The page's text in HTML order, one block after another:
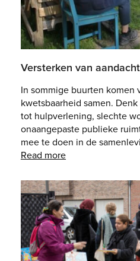
Versterken van
In sommige buurten komen
kwetsbaarheid samen.
tot hulpverlening, slechte
onaangepaste publieke
mee te doen in de
Read more